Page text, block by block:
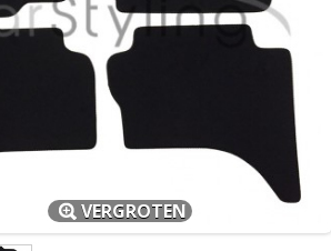
VERGROTEN